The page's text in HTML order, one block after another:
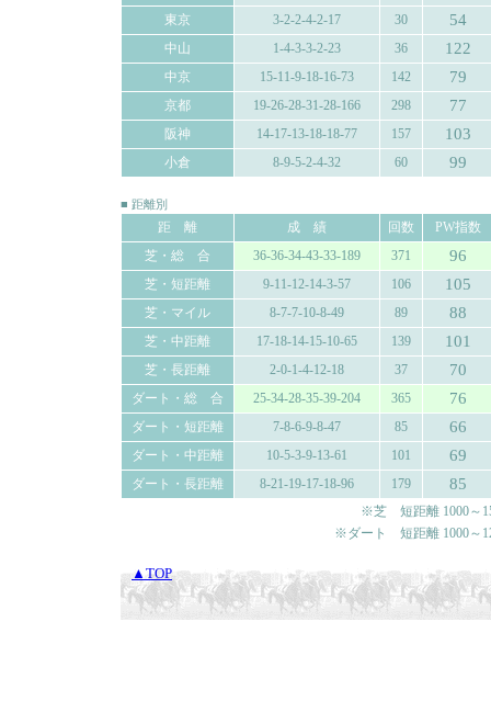
東京 3-2-2-4-2-17 30 54
中山 1-4-3-3-2-23 36 122
中京 15-11-9-18-16-73 142 79
京都 19-26-28-31-28-166 298 77
阪神 14-17-13-18-18-77 157 103
小倉 8-9-5-2-4-32 60 99
■ 距離別
距 離 成 績 回数
PW指数
芝・総 合
36-36-34-43-33-189 371 96
芝・短距離 9-11-12-14-3-57 106 105
芝・マイル 8-7-7-10-8-49 89 88
芝・中距離 17-18-14-15-10-65 139 101
芝・長距離 2-0-1-4-12-18 37 70
ダート・総 合 25-34-28-35-39-204 365 76
ダート・短距離 7-8-6-9-8-47 85 66
ダート・中距離 10-5-3-9-13-61 101 69
ダート・長距離 8-21-19-17-18-96 179 85
※芝 短距離 1000～
※ダート 短距離 1000～
▲TOP